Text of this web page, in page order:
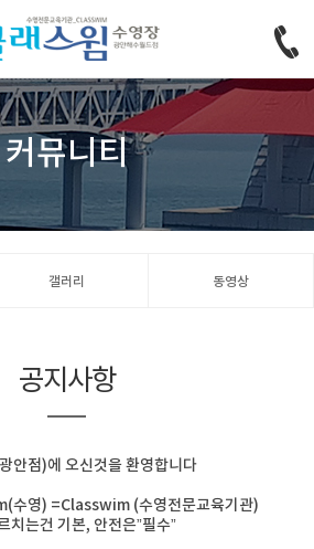
커뮤니티
갤러리 동영상
공지사항
안점)에 오신것을 환영합니다
수영) =Classwim (수영전문교육기관)
치는건 기본, 안전은”필수”